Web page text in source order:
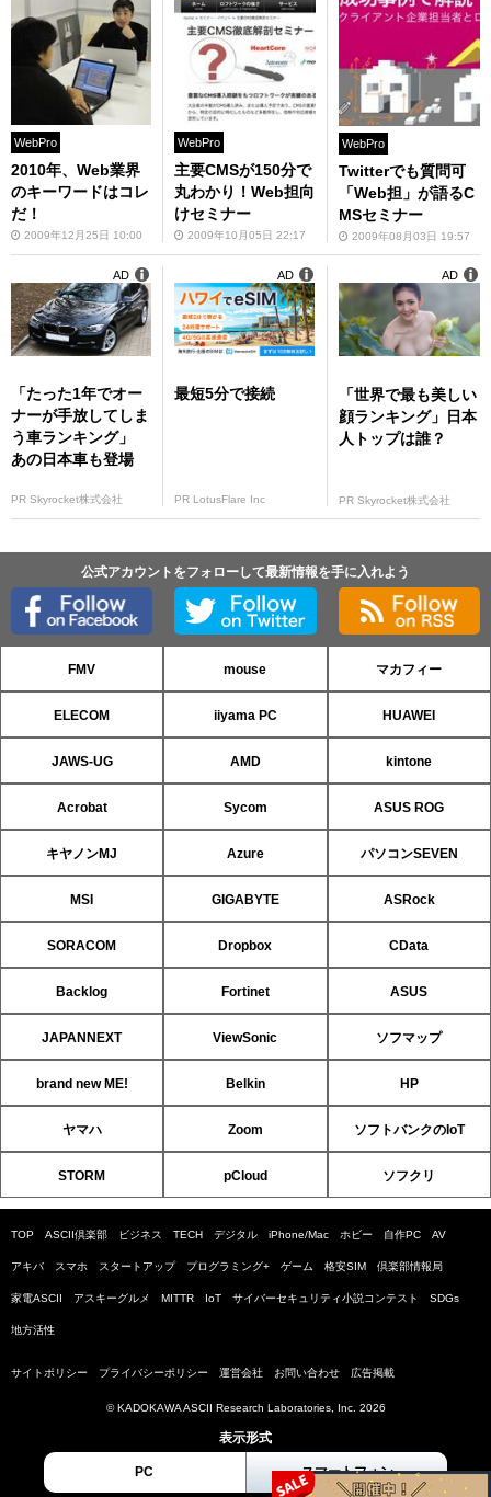
WebPro
2010年、Web業界
のキーワードはコレ
だ！
2009年12月25日 10:00
WebPro
主要CMSが150分で
丸わかり！Web担向
けセミナー
2009年10月05日 22:17
WebPro
Twitterでも質問可
「Web担」が語るC
MSセミナー
2009年08月03日 19:57
「たった1年でオー
ナーが手放してしま
う車ランキング」
あの日本車も登場
PR Skyrocket株式会社
AD
最短5分で接続
PR LotusFlare Inc
AD
「世界で最も美しい
顔ランキング」日本
人トップは誰？
PR Skyrocket株式会社
AD
公式アカウントをフォローして最新情報を手に入れよう
FMV mouse マカフィー
ELECOM iiyama PC HUAWEI
JAWS-UG AMD kintone
Acrobat Sycom ASUS ROG
キヤノンMJ Azure パソコンSEVEN
MSI GIGABYTE ASRock
SORACOM Dropbox CData
Backlog Fortinet ASUS
JAPANNEXT ViewSonic ソフマップ
brand new ME! Belkin HP
ヤマハ Zoom ソフトバンクのIoT
STORM pCloud ソフクリ
TOP ASCII倶楽部 ビジネス TECH デジタル iPhone/Mac ホビー 自作PC AV
アキバ スマホ スタートアップ プログラミング+ ゲーム 格安SIM 倶楽部情報局
家電ASCII アスキーグルメ MITTR IoT サイバーセキュリティ小説コンテスト SDGs
地方活性
サイトポリシー プライバシーポリシー 運営会社 お問い合わせ 広告掲載
© KADOKAWA ASCII Research Laboratories, Inc. 2026
表示形式
PC スマートフォン